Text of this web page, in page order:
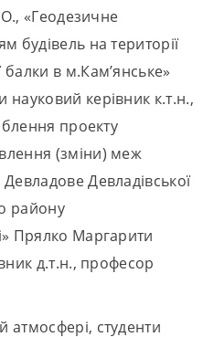
«Геодезичне
будівель на території
в м.Кам’янське»
керівник к.т.н.,
проекту
(зміни) меж
Девладівської
району
Прялко Маргарити
д.т.н., професор
атмосфері, студенти